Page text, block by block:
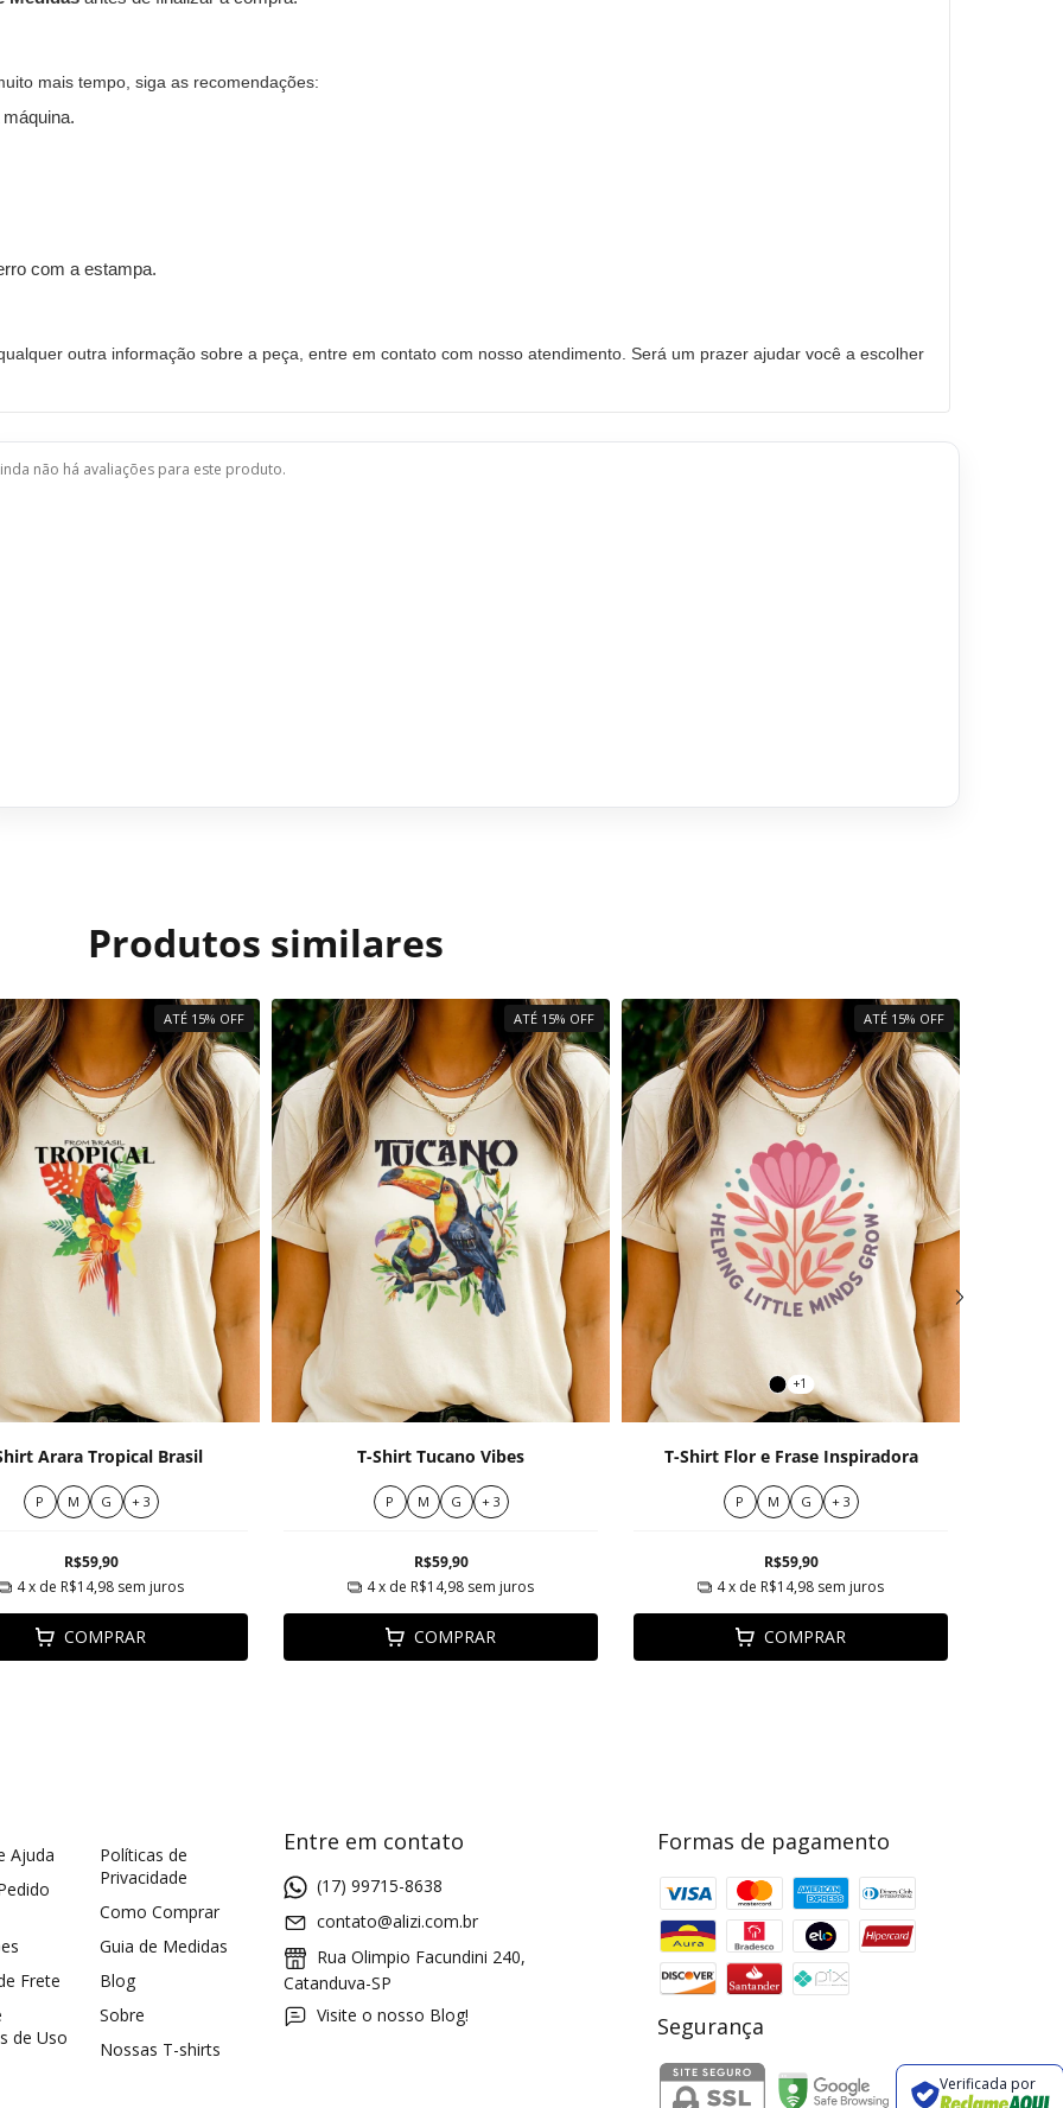
mais tempo, siga as recomendações:
com a estampa.
outra informação sobre a peça, entre em contato com nosso atendimento. Será um prazer ajudar você a escolher
não há avaliações para este produto.
Produtos similares
ATÉ 15% OFF
Arara Tropical Brasil
P M G + 3
R$59,90
4x de R$14,98 sem juros
COMPRAR
ATÉ 15% OFF
T-Shirt Tucano Vibes
P M G + 3
R$59,90
4x de R$14,98 sem juros
COMPRAR
ATÉ 15% OFF
+1
T-Shirt Flor e Frase Inspiradora
P M G + 3
R$59,90
4x de R$14,98 sem juros
COMPRAR
Ajuda
Frete
de Uso
Políticas de
Privacidade
Como Comprar
Guia de Medidas
Blog
Sobre
Nossas T-shirts
Entre em contato
(17) 99715-8638
contato@alizi.com.br
Rua Olimpio Facundini 240,
Catanduva-SP
Visite o nosso Blog!
Formas de pagamento
Segurança
Verificada por